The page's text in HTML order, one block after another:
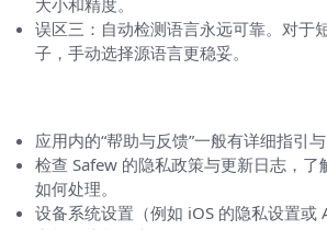
误区三：自动检测语言永远可靠。对于
子，手动选择源语言更稳妥。
应用内的“帮助与反馈”一般有详细指引与
检查 Safew 的隐私政策与更新日志，了
如何处理。
设备系统设置（例如 iOS 的隐私设置或